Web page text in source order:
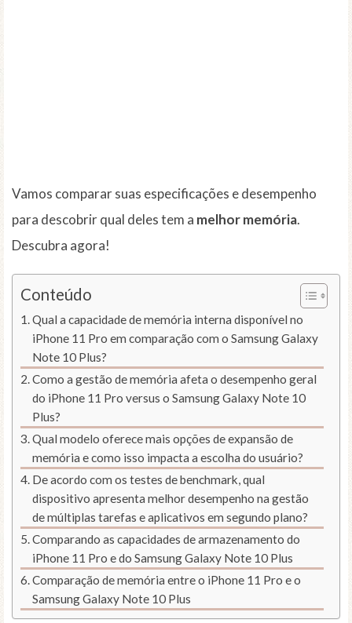
Vamos comparar suas especificações e desempenho
para descobrir qual deles tem a melhor memória.
Descubra agora!
Conteúdo
Qual a capacidade de memória interna disponível no
iPhone 11 Pro em comparação com o Samsung Galaxy
Note 10 Plus?
Como a gestão de memória afeta o desempenho geral
do iPhone 11 Pro versus o Samsung Galaxy Note 10
Plus?
Qual modelo oferece mais opções de expansão de
memória e como isso impacta a escolha do usuário?
De acordo com os testes de benchmark, qual
dispositivo apresenta melhor desempenho na gestão
de múltiplas tarefas e aplicativos em segundo plano?
Comparando as capacidades de armazenamento do
iPhone 11 Pro e do Samsung Galaxy Note 10 Plus
Comparação de memória entre o iPhone 11 Pro e o
Samsung Galaxy Note 10 Plus